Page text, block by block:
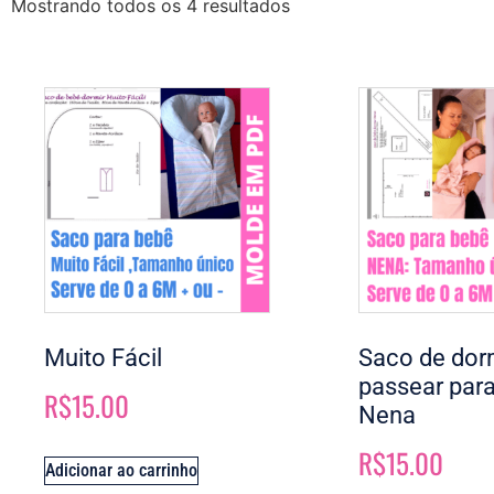
Mostrando todos os 4 resultados
Muito Fácil
R$15.00
Adicionar ao carrinho
Saco de
passear
Nena
R$15.00